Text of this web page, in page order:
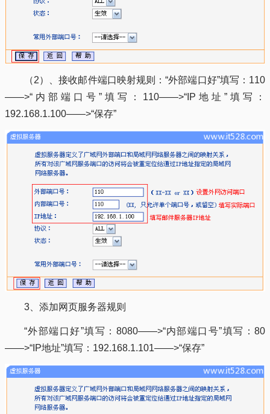
（2）、接收邮件端口映射规则：“外部端口好”填写：110
——>“内部端口号”填写：110——>“IP地址”填写：
192.168.1.100——>“保存”
3、添加网页服务器规则
“外部端口好”填写：8080——>“内部端口号”填写：80
——>“IP地址”填写：192.168.1.101——>“保存”